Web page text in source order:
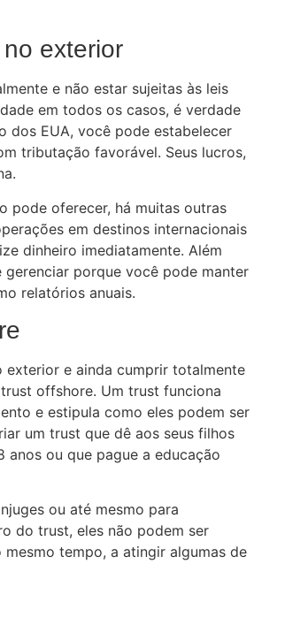
exterior
e não estar sujeitas às leis
em todos os casos, é verdade
dos EUA, você pode estabelecer
tributação favorável. Seus lucros,
pode oferecer, há muitas outras
em destinos internacionais
dinheiro imediatamente. Além
porque você pode manter
relatórios anuais.
exterior e ainda cumprir totalmente
offshore. Um trust funciona
e estipula como eles podem ser
um trust que dê aos seus filhos
anos ou que pague a educação
ou até mesmo para
do trust, eles não podem ser
tempo, a atingir algumas de